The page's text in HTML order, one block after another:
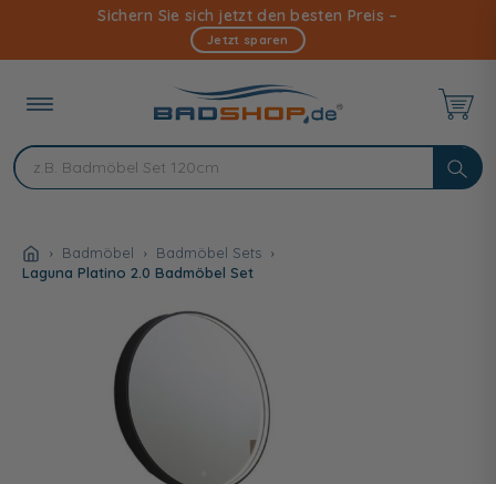
Inhalt
Sichern Sie sich jetzt den besten Preis –
Jetzt sparen
Badmöbel
Badmöbel Sets
Laguna Platino 2.0 Badmöbel Set